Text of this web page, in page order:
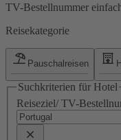
TV-Bestellnummer
Reisekategorie
Pauschalreisen
Suchkriterien für Hotel
Reiseziel/ TV-